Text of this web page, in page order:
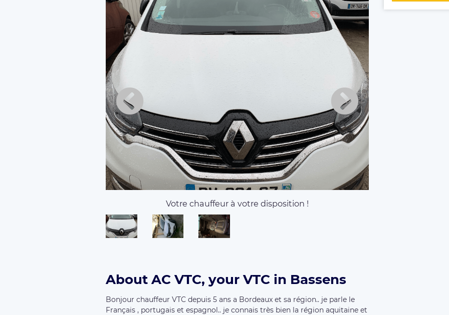
Votre chauffeur à votre disposition !
About AC VTC, your VTC in Bassens
Bonjour chauffeur VTC depuis 5 ans a Bordeaux et sa région.. je parle le
Français , portugais et espagnol.. je connais très bien la région aquitaine et